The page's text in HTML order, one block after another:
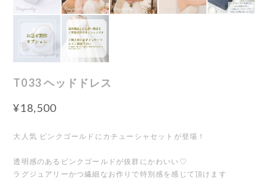
T033 ヘッドドレス
¥18,500
大人気 ピンクゴールドにカチューシャセットが登場！
透明感のあるピンクゴールドが抜群にかわいい♡
ラグジュアリーかつ繊細なお作りで特別感を感じて頂けます